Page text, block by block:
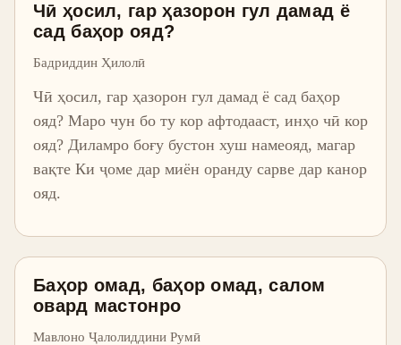
Чӣ ҳосил, гар ҳазорон гул дамад ё
сад баҳор ояд?
Бадриддин Ҳилолӣ
Чӣ ҳосил, гар ҳазорон гул дамад ё сад баҳор
ояд? Маро чун бо ту кор афтодааст, инҳо чӣ кор
ояд? Диламро боғу бустон хуш намеояд, магар
вақте Ки ҷоме дар миён оранду сарве дар канор
ояд.
Баҳор омад, баҳор омад, салом
овард мастонро
Мавлоно Ҷалолиддини Румӣ